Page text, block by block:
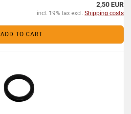
2,50 EUR
incl. 19% tax excl. Shipping costs
ADD TO CART